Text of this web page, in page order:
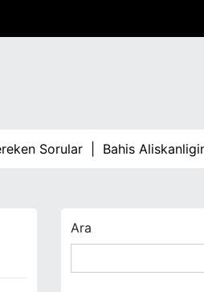
Sorular |Bahis Aliskanliginin
Ara